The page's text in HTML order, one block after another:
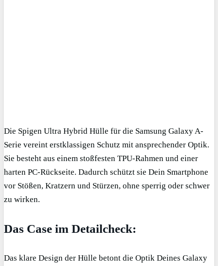
Die Spigen Ultra Hybrid Hülle für die Samsung Galaxy A-
Serie vereint erstklassigen Schutz mit ansprechender Optik.
Sie besteht aus einem stoßfesten TPU-Rahmen und einer
harten PC-Rückseite. Dadurch schützt sie Dein Smartphone
vor Stößen, Kratzern und Stürzen, ohne sperrig oder schwer
zu wirken.
Das Case im Detailcheck:
Das klare Design der Hülle betont die Optik Deines Galaxy